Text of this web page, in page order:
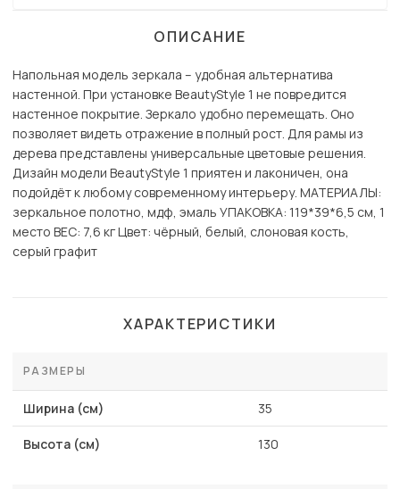
ОПИСАНИЕ
Напольная модель зеркала – удобная альтернатива
настенной. При установке BeautyStyle 1 не повредится
настенное покрытие. Зеркало удобно перемещать. Оно
позволяет видеть отражение в полный рост. Для рамы из
дерева представлены универсальные цветовые решения.
Дизайн модели BeautyStyle 1 приятен и лаконичен, она
подойдёт к любому современному интерьеру. МАТЕРИАЛЫ:
зеркальное полотно, мдф, эмаль УПАКОВКА: 119*39*6,5 см, 1
место ВЕС: 7,6 кг Цвет: чёрный, белый, слоновая кость,
серый графит
ХАРАКТЕРИСТИКИ
РАЗМЕРЫ
Ширина (см) 35
Высота (см) 130